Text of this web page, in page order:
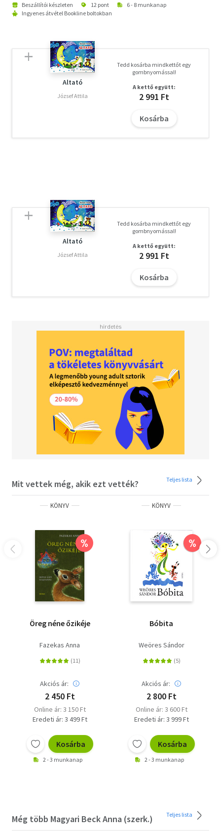
Beszállítói készleten 12 pont
6 - 8 munkanap
Ingyenes átvétel Bookline boltokban
Altató
József Attila
Tedd kosárba mindkettőt egy
gombnyomással!
A kettő együtt:
2 991 Ft
Kosárba
Altató
József Attila
Tedd kosárba mindkettőt egy
gombnyomással!
A kettő együtt:
2 991 Ft
Kosárba
Mit vettek még, akik ezt vették? Teljes lista
KÖNYV
%
Öreg néne őzikéje
Fazekas Anna
Akciós ár:
2 450 Ft
Online ár: 3 150 Ft
Eredeti ár: 3 499 Ft
Kosárba
2 - 3 munkanap
KÖNYV
%
Bóbita
Weöres Sándor
Akciós ár:
2 800 Ft
Online ár: 3 600 Ft
Eredeti ár: 3 999 Ft
Kosárba
2 - 3 munkanap
Még több Magyari Beck Anna (szerk.) Teljes lista